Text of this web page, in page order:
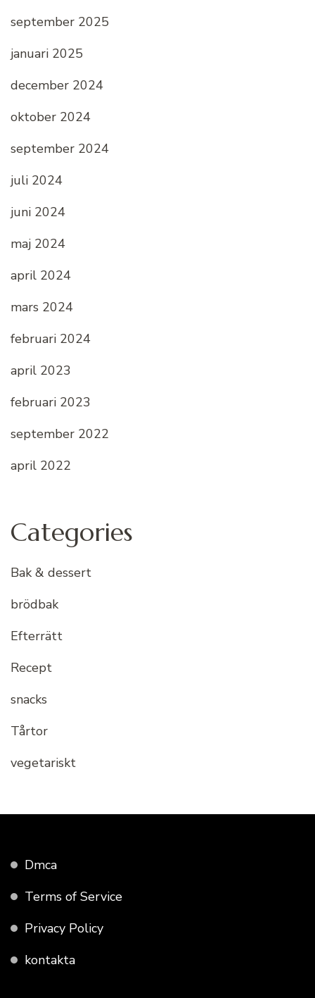
september 2025
januari 2025
december 2024
oktober 2024
september 2024
juli 2024
juni 2024
maj 2024
april 2024
mars 2024
februari 2024
april 2023
februari 2023
september 2022
april 2022
Categories
Bak & dessert
brödbak
Efterrätt
Recept
snacks
Tårtor
vegetariskt
Dmca
Terms of Service
Privacy Policy
kontakta